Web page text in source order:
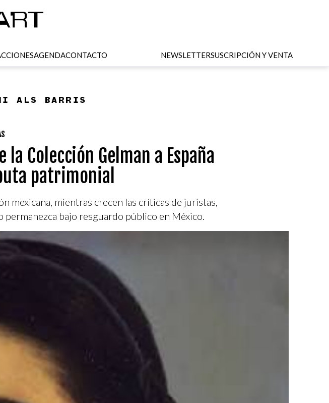
AGENDACONTACTO NEWSLETTERSUSCRIPCIÓN Y VENTA
Colección Gelman a España
patrimonial
mexicana, mientras crecen las críticas de juristas,
bajo resguardo público en México.